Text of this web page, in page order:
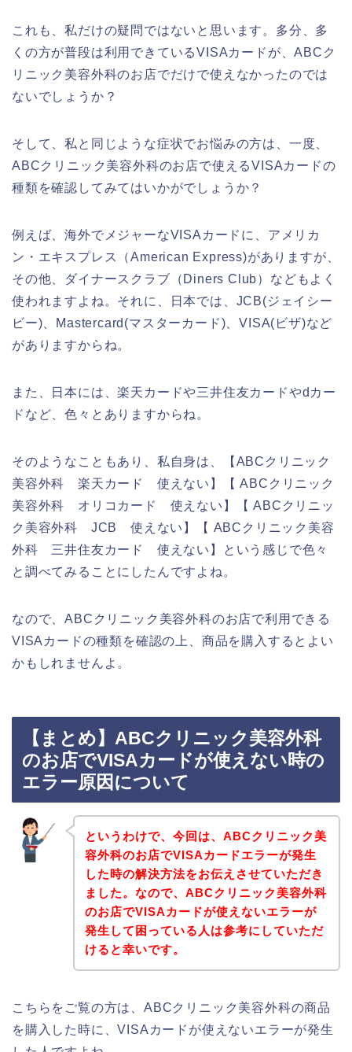
これも、私だけの疑問ではないと思います。多分、多
くの方が普段は利用できているVISAカードが、ABCク
リニック美容外科のお店でだけで使えなかったのでは
ないでしょうか？
そして、私と同じような症状でお悩みの方は、一度、
ABCクリニック美容外科のお店で使えるVISAカードの
種類を確認してみてはいかがでしょうか？
例えば、海外でメジャーなVISAカードに、アメリカ
ン・エキスプレス（American Express)がありますが、
その他、ダイナースクラブ（Diners Club）などもよく
使われますよね。それに、日本では、JCB(ジェイシー
ビー)、Mastercard(マスターカード)、VISA(ビザ)など
がありますからね。
また、日本には、楽天カードや三井住友カードやdカー
ドなど、色々とありますからね。
そのようなこともあり、私自身は、【ABCクリニック
美容外科 楽天カード 使えない】【 ABCクリニック
美容外科 オリコカード 使えない】【 ABCクリニッ
ク美容外科 JCB 使えない】【 ABCクリニック美容
外科 三井住友カード 使えない】という感じで色々
と調べてみることにしたんですよね。
なので、ABCクリニック美容外科のお店で利用できる
VISAカードの種類を確認の上、商品を購入するとよい
かもしれませんよ。
【まとめ】ABCクリニック美容外科
のお店でVISAカードが使えない時の
エラー原因について
というわけで、今回は、ABCクリニック美
容外科のお店でVISAカードエラーが発生
した時の解決方法をお伝えさせていただき
ました。なので、ABCクリニック美容外科
のお店でVISAカードが使えないエラーが
発生して困っている人は参考にしていただ
けると幸いです。
こちらをご覧の方は、ABCクリニック美容外科の商品
を購入した時に、VISAカードが使えないエラーが発生